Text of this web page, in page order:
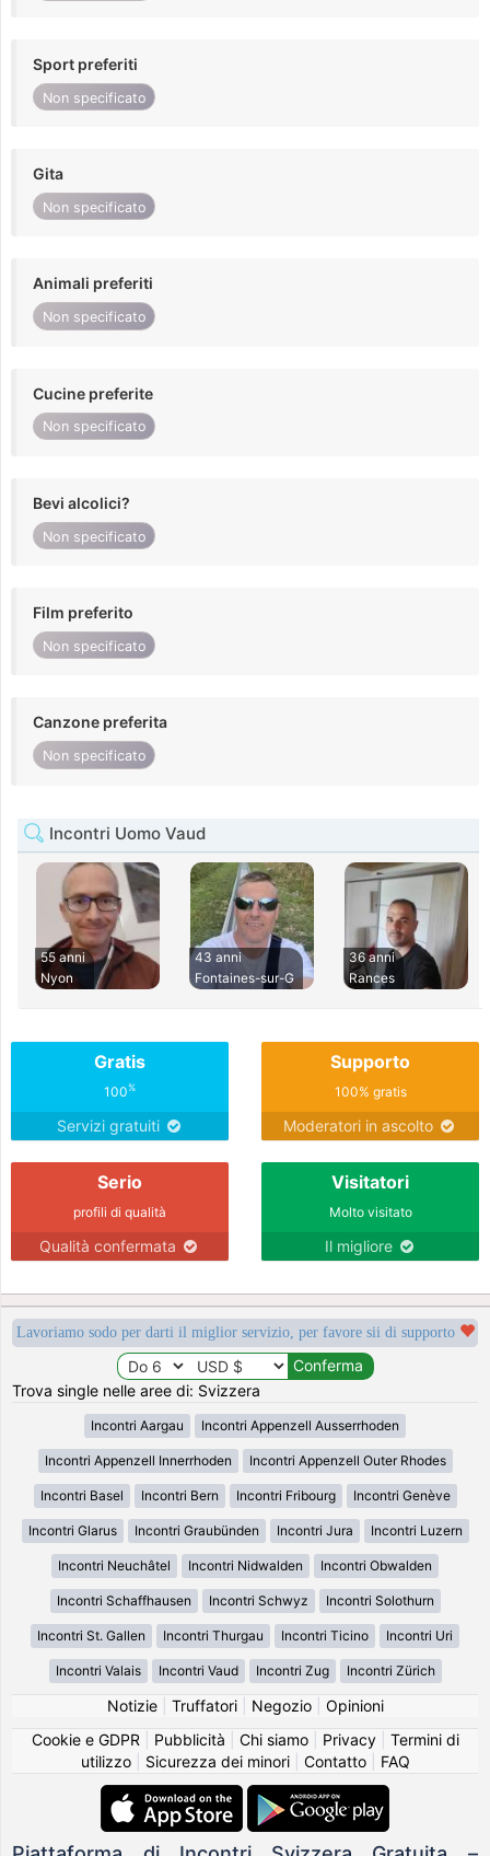
Sport preferiti
Non specificato
Gita
Non specificato
Animali preferiti
Non specificato
Cucine preferite
Non specificato
Bevi alcolici?
Non specificato
Film preferito
Non specificato
Canzone preferita
Non specificato
Incontri Uomo Vaud
55 anni
Nyon
43 anni
Fontaines-sur-G
36 anni
Rances
Gratis
100%
Servizi gratuiti
Supporto
100% gratis
Moderatori in ascolto
Serio
profili di qualità
Qualità confermata
Visitatori
Molto visitato
Il migliore
Lavoriamo sodo per darti il miglior servizio, per favore sii di supporto
Trova single nelle aree di: Svizzera
Incontri Aargau Incontri Appenzell Ausserrhoden
Incontri Appenzell Innerrhoden Incontri Appenzell Outer Rhodes
Incontri Basel Incontri Bern Incontri Fribourg Incontri Genève
Incontri Glarus Incontri Graubünden Incontri Jura Incontri Luzern
Incontri Neuchâtel Incontri Nidwalden Incontri Obwalden
Incontri Schaffhausen Incontri Schwyz Incontri Solothurn
Incontri St. Gallen Incontri Thurgau Incontri Ticino Incontri Uri
Incontri Valais Incontri Vaud Incontri Zug Incontri Zürich
Notizie| Truffatori| Negozio| Opinioni
Cookie e GDPR
Pubblicità Chi siamo| Privacy| Termini di
utilizzo| Sicurezza dei minori| Contatto| FAQ